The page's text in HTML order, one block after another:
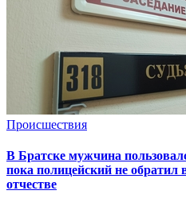
Происшествия
В Братске мужчина
пока полицейский не обратил
отчестве